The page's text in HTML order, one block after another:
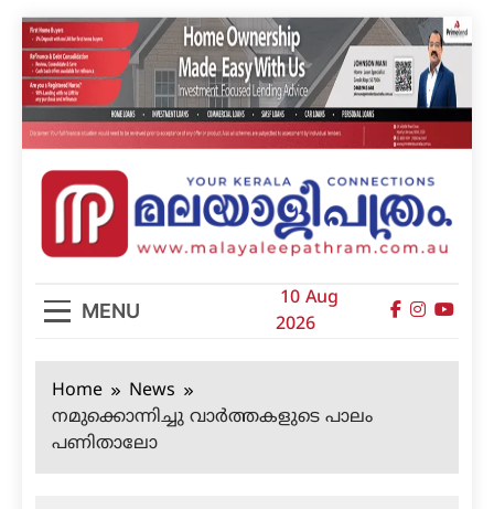
Skip
to
content
മലയാളിപത്രം
MENU
10 Aug
2026
Home
News
നമുക്കൊന്നിച്ചു വാര്‍ത്തകളുടെ പാലം
പണിതാലോ